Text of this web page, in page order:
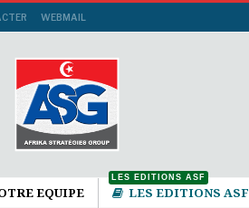
WEBMAIL
EQUIPE LES EDITIONS ASF
LES EDITIONS ASF